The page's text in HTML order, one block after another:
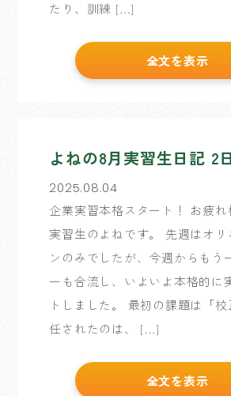
たり、訓練 […]
全文を表示
よねの8月実習生日記 2
2025.08.04
企業実習本格スタート！ お疲れ
実習生のよねです。 先週はオリ
ンのみでしたが、今週からもう
ーも合流し、いよいよ本格的に
トしました。 最初の課題は「
任されたのは、 […]
全文を表示